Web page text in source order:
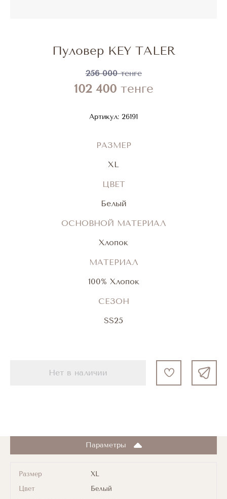
Пуловер KEY TALER
256 000 тенге
102 400 тенге
Артикул: 26191
РАЗМЕР
XL
ЦВЕТ
Белый
ОСНОВНОЙ МАТЕРИАЛ
Хлопок
МАТЕРИАЛ
100% Хлопок
СЕЗОН
SS25
Нет в наличии
Параметры
Размер
XL
Цвет
Белый